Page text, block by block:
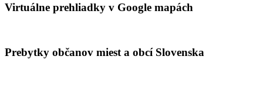
Virtuálne prehliadky v Google mapách
Prebytky občanov miest a obcí Slovenska